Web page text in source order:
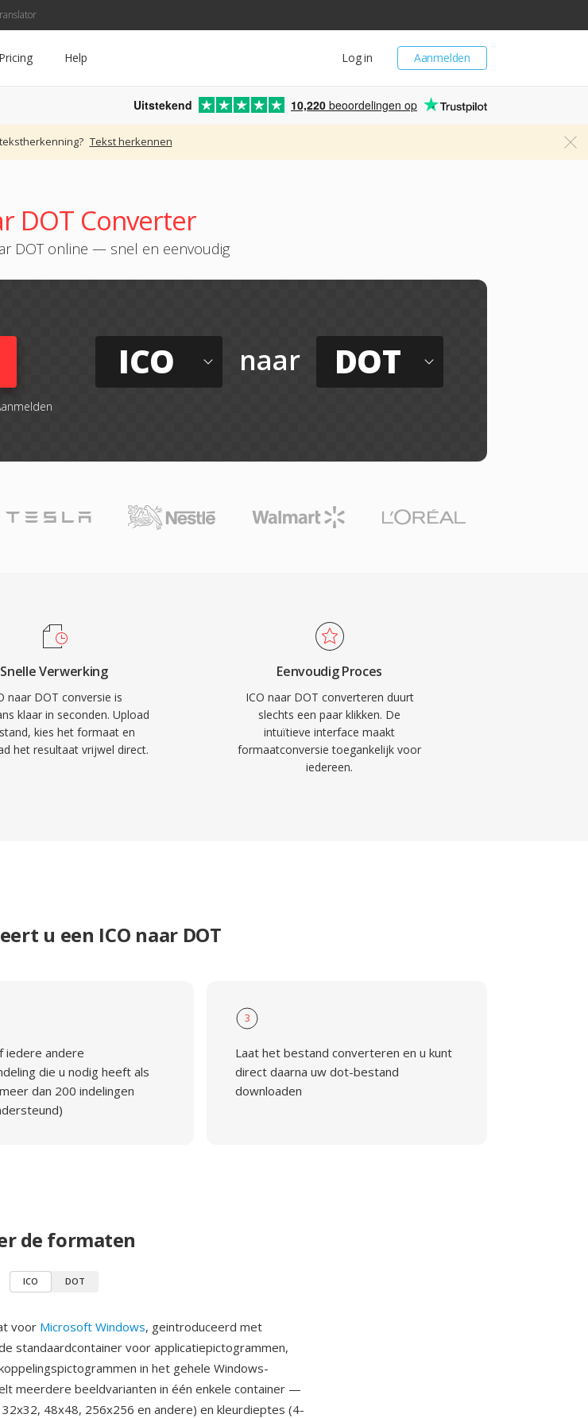
Aanmelden
Log in
Pricing Help
Uitstekend 10,220 beoordelingen op
Tekst herkennen
DOT Converter
DOT online — snel en eenvoudig
ICO naar DOT
Snelle Verwerking
naar DOT conversie is
klaar in seconden. Upload
kies het formaat en
het resultaat vrijwel direct.
Eenvoudig Proces
ICO naar DOT converteren duurt
slechts een paar klikken. De
intuïtieve interface maakt
formaatconversie toegankelijk voor
iedereen.
u een ICO naar DOT
iedere andere
die u nodig heeft als
dan 200 indelingen
3
Laat het bestand converteren en u kunt
direct daarna uw dot-bestand
downloaden
de formaten
ICO DOT
voor Microsoft Windows, geintroduceerd met
standaardcontainer voor applicatiepictogrammen,
in het gehele Windows-
meerdere beeldvarianten in één enkele container —
48x48, 256x256 en andere) en kleurdieptes (4-